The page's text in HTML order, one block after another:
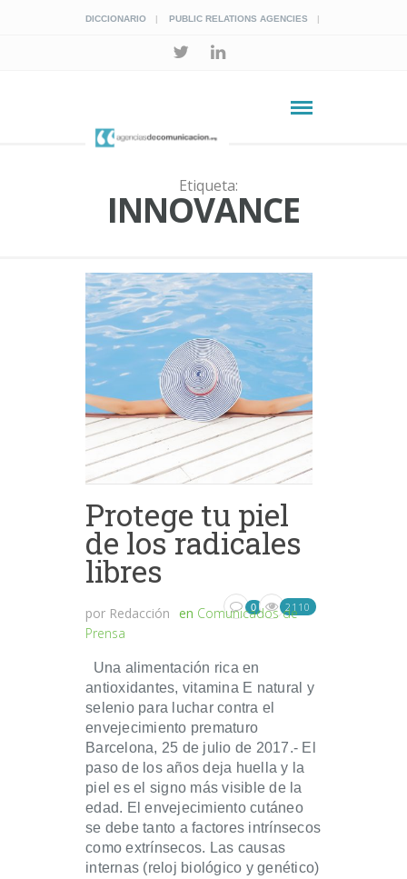
DICCIONARIO PUBLIC RELATIONS AGENCIES
Etiqueta:
INNOVANCE
Protege tu piel
de los radicales
libres
por Redacción en Comunicados de
Prensa
0 2110
Una alimentación rica en
antioxidantes, vitamina E natural y
selenio para luchar contra el
envejecimiento prematuro
Barcelona, 25 de julio de 2017.- El
paso de los años deja huella y la
piel es el signo más visible de la
edad. El envejecimiento cutáneo
se debe tanto a factores intrínsecos
como extrínsecos. Las causas
internas (reloj biológico y genético)